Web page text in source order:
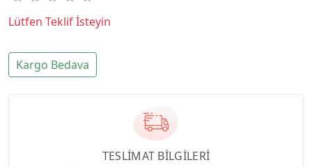
Lütfen Teklif İsteyin
Kargo Bedava
TESLİMAT BİLGİLERİ